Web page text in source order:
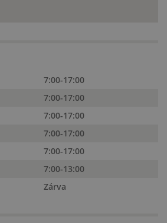
7:00-17:00
7:00-17:00
7:00-17:00
7:00-17:00
7:00-17:00
7:00-13:00
Zárva